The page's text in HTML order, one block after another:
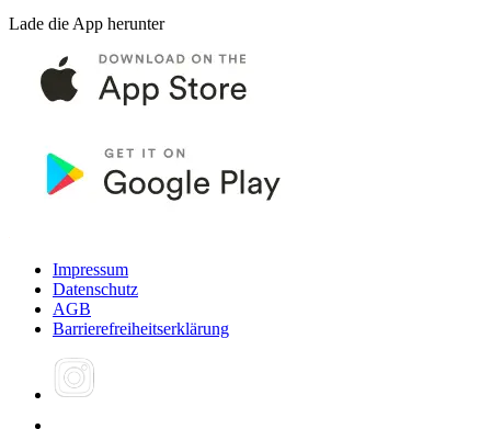
Lade die App herunter
Impressum
Datenschutz
AGB
Barrierefreiheitserklärung